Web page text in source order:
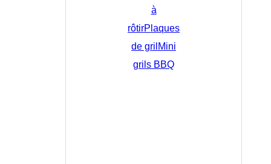
à
rôtirPlaques
de gril Mini
grils BBQ